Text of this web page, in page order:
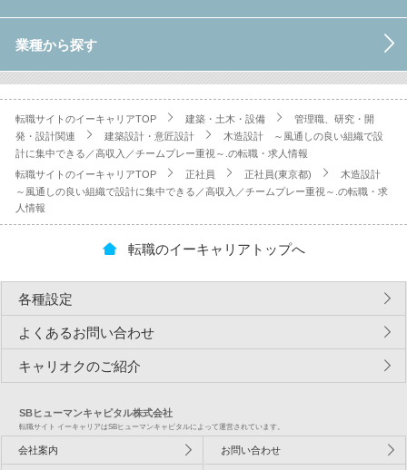
業種から探す
転職サイトのイーキャリアTOP 建築・土木・設備
管理職、研究・開
発・設計関連
建築設計・意匠設計
木造設計 ～風通しの良い組織で設
計に集中できる／高収入／チームプレー重視～.の転職・求人情報
転職サイトのイーキャリアTOP
正社員 正社員(東京都)
木造設計
～風通しの良い組織で設計に集中できる／高収入／チームプレー重視～.の転職・求
人情報
転職のイーキャリアトップへ
各種設定
よくあるお問い合わせ
キャリオクのご紹介
SBヒューマンキャピタル株式会社
転職サイト イーキャリアはSBヒューマンキャピタルによって運営されています。
会社案内 お問い合わせ